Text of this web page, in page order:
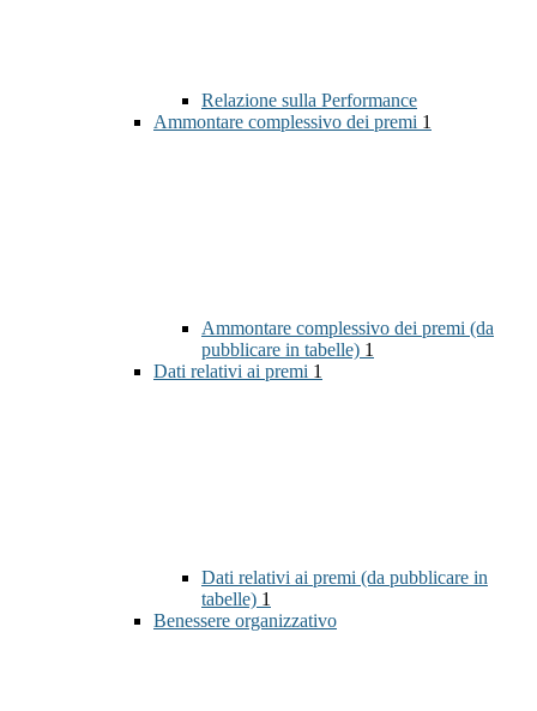
Relazione sulla Performance
Ammontare complessivo dei premi 1
Ammontare complessivo dei premi (da
pubblicare in tabelle) 1
Dati relativi ai premi 1
Dati relativi ai premi (da pubblicare in
tabelle) 1
Benessere organizzativo